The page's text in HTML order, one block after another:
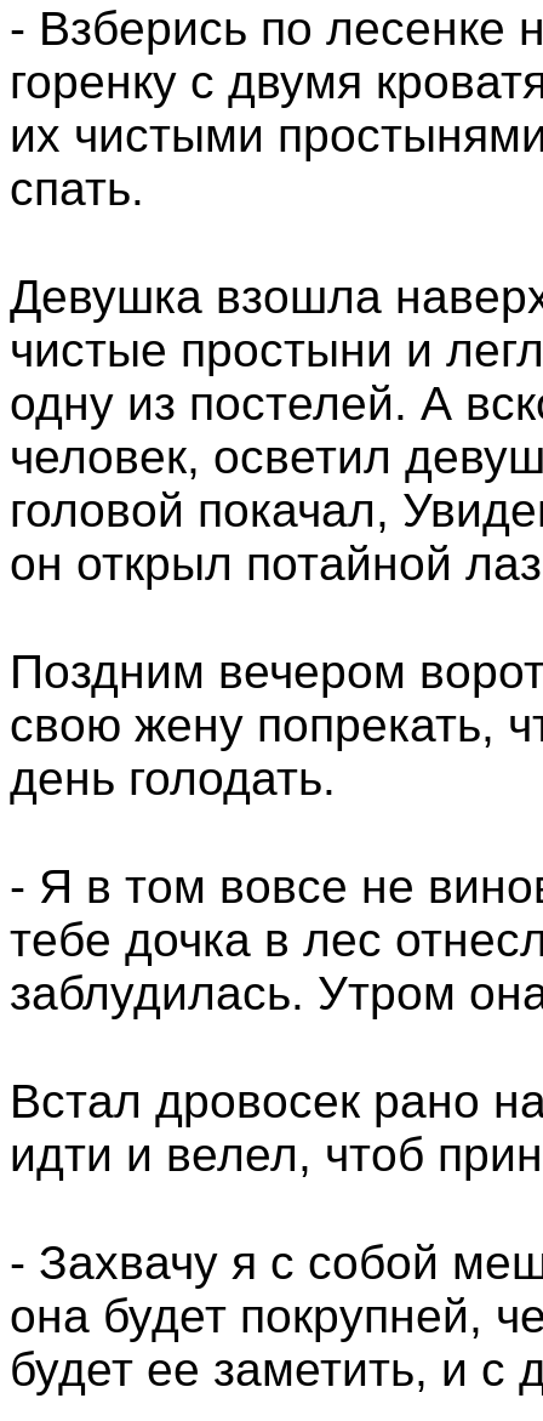
- Взберись по лесенке
горенку с двумя
их чистыми
спать.
Девушка взошла
чистые простыни и
одну из постелей. А
человек, осветил
головой покачал,
он открыл потайной
Поздним вечером
свою жену попрекать,
день голодать.
- Я в том вовсе не
тебе дочка в лес
заблудилась. Утром
Встал дровосек рано
идти и велел, чтоб
- Захвачу я с собой
она будет покрупней,
будет ее заметить, и с